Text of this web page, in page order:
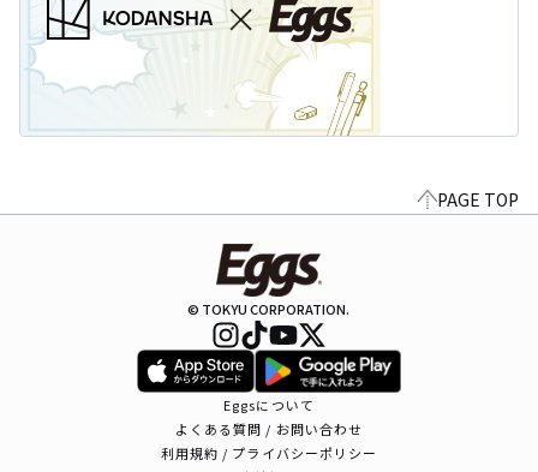
PAGE TOP
© TOKYU CORPORATION.
Eggsについて
よくある質問 / お問い合わせ
利用規約 / プライバシーポリシー